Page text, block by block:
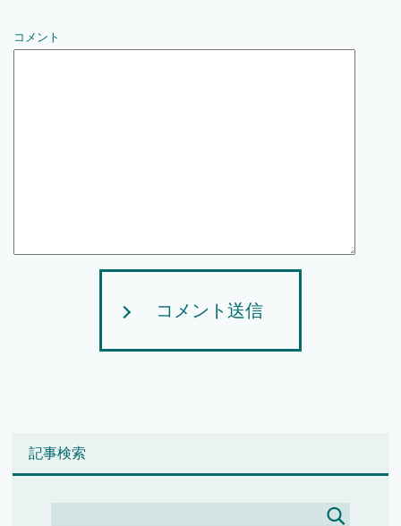
コメント
コメント送信
記事検索